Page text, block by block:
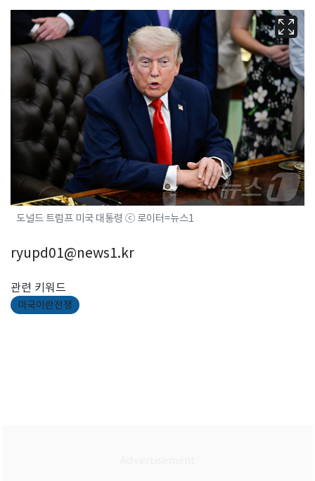
도널드 트럼프 미국 대통령 ⓒ 로이터=뉴스1
ryupd01@news1.kr
관련 키워드
미국이란전쟁